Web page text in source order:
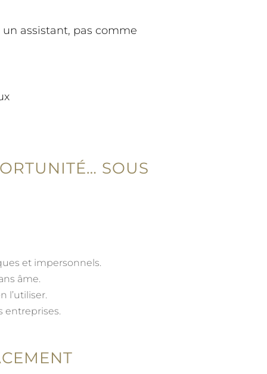
un assistant, pas comme
SOUS
et impersonnels.
âme.
l’utiliser.
entreprises.